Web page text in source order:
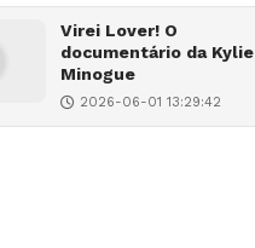
Virei Lover! O
documentário da Kylie
Minogue
2026-06-01 13:29:42